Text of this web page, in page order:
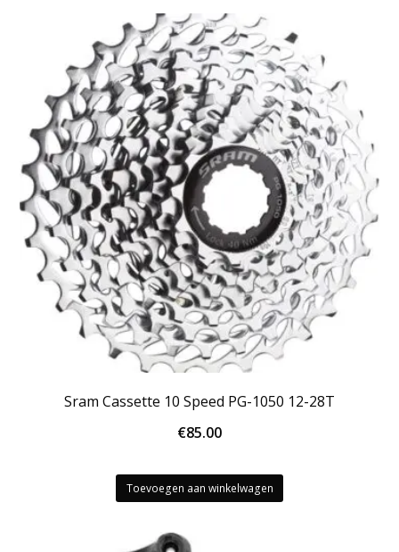
Sram Cassette 10 Speed PG-1050 12-28T
€85.00
Toevoegen aan winkelwagen